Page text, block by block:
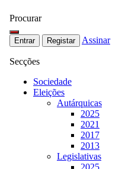
Procurar
Entrar Registar Assinar
Secções
Sociedade
Eleições
Autárquicas
2025
2021
2017
2013
Legislativas
2025